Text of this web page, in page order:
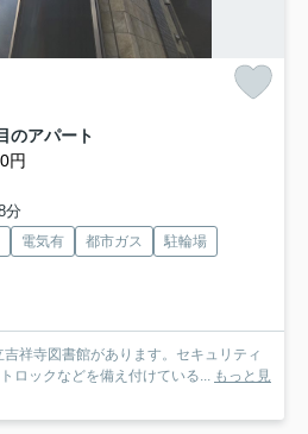
のアパート
円
分
電気有 都市ガス
駐輪場
祥寺図書館があります。セキュリティ
ロックなどを備え付けている... もっと見